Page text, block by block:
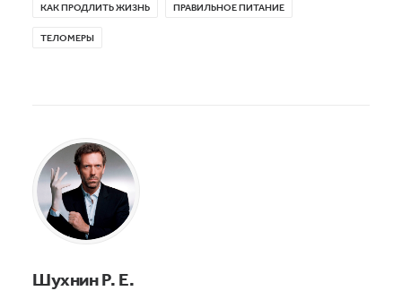
КАК ПРОДЛИТЬ ЖИЗНЬ ПРАВИЛЬНОЕ ПИТАНИЕ
ТЕЛОМЕРЫ
Шухнин Р. Е.